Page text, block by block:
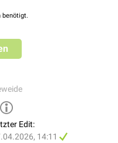
benötigt.
Edit:
14:11